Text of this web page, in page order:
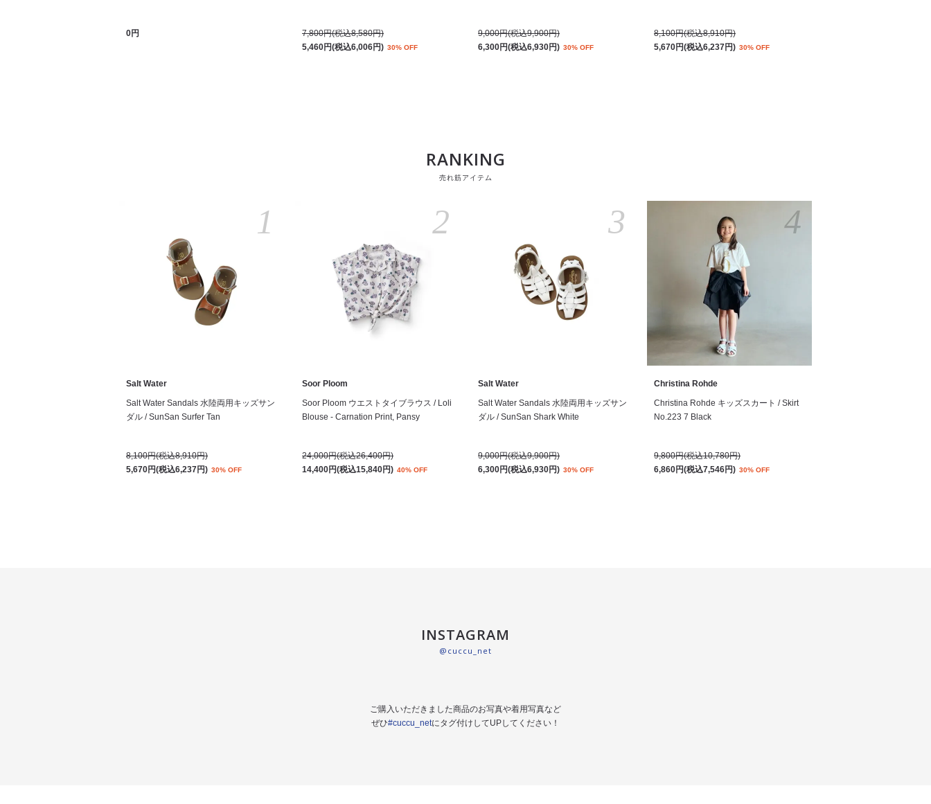
0円
7,800円(税込8,580円)
5,460円(税込6,006円) 30% OFF
9,000円(税込9,900円)
6,300円(税込6,930円) 30% OFF
8,100円(税込8,910円)
5,670円(税込6,237円) 30% OFF
RANKING
売れ筋アイテム
Salt Water
Salt Water Sandals 水陸両用キッズサン
ダル / SunSan Surfer Tan
8,100円(税込8,910円)
5,670円(税込6,237円) 30% OFF
1
Soor Ploom
Soor Ploom ウエストタイブラウス / Loli
Blouse - Carnation Print, Pansy
24,000円(税込26,400円)
14,400円(税込15,840円) 40% OFF
2
Salt Water
Salt Water Sandals 水陸両用キッズサン
ダル / SunSan Shark White
9,000円(税込9,900円)
6,300円(税込6,930円) 30% OFF
3
Christina Rohde
Christina Rohde キッズスカート / Skirt
No.223 7 Black
9,800円(税込10,780円)
6,860円(税込7,546円) 30% OFF
4
INSTAGRAM
@cuccu_net
ご購入いただきました商品のお写真や着用写真など
ぜひ#cuccu_netにタグ付けしてUPしてください！